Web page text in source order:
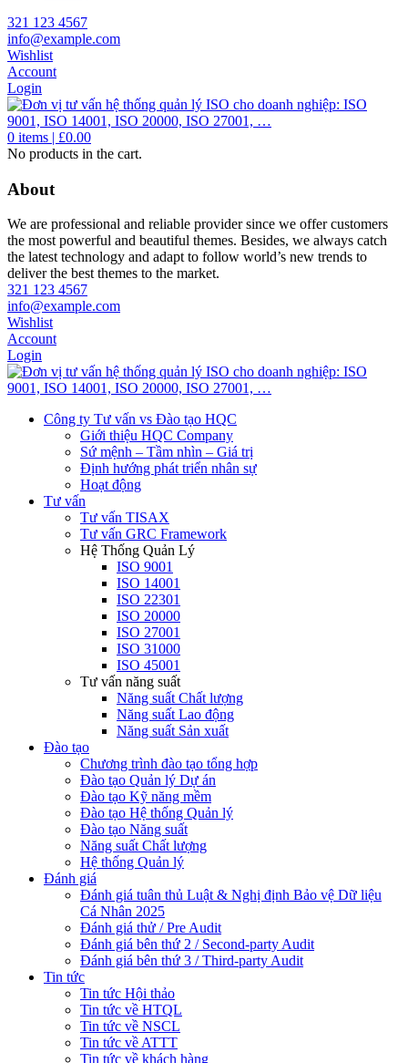
321 123 4567
info@example.com
Wishlist
Account
Login
0 items | £0.00
No products in the cart.
About
We are professional and reliable provider since we offer customers
the most powerful and beautiful themes. Besides, we always catch
the latest technology and adapt to follow world’s new trends to
deliver the best themes to the market.
321 123 4567
info@example.com
Wishlist
Account
Login
Công ty Tư vấn vs Đào tạo HQC
Giới thiệu HQC Company
Sứ mệnh – Tầm nhìn – Giá trị
Định hướng phát triển nhân sự
Hoạt động
Tư vấn
Tư vấn TISAX
Tư vấn GRC Framework
Hệ Thống Quản Lý
ISO 9001
ISO 14001
ISO 22301
ISO 20000
ISO 27001
ISO 31000
ISO 45001
Tư vấn năng suất
Năng suất Chất lượng
Năng suất Lao động
Năng suất Sản xuất
Đào tạo
Chương trình đào tạo tổng hợp
Đào tạo Quản lý Dự án
Đào tạo Kỹ năng mềm
Đào tạo Hệ thống Quản lý
Đào tạo Năng suất
Năng suất Chất lượng
Hệ thống Quản lý
Đánh giá
Đánh giá tuân thủ Luật & Nghị định Bảo vệ Dữ liệu
Cá Nhân 2025
Đánh giá thử / Pre Audit
Đánh giá bên thứ 2 / Second-party Audit
Đánh giá bên thứ 3 / Third-party Audit
Tin tức
Tin tức Hội thảo
Tin tức về HTQL
Tin tức về NSCL
Tin tức về ATTT
Tin tức về khách hàng